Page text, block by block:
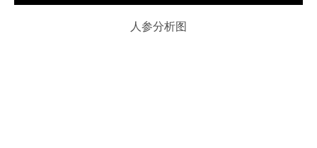
人参分析图